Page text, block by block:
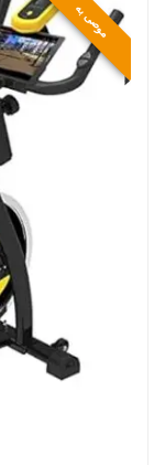
موصى به